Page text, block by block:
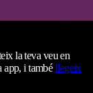
la teva veu en
app, i tambéllegeix